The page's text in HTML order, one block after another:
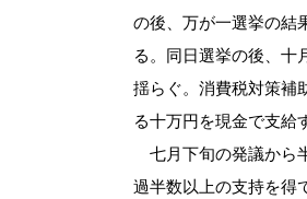
の後、万が一選挙の結
る。同日選挙の後、十
揺らぐ。消費税対策補
る十万円を現金で支給
七月下旬の発議から
過半数以上の支持を得